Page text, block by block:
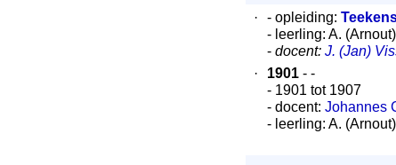
·
- opleiding:
- leerling: A.
- docent: J. (Jan)
·
1901 - -
- 1901 tot 1907
- docent: Johannes
- leerling: A.